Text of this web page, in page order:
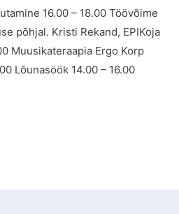
16.00 – 18.00 Töövõime
põhjal. Kristi Rekand, EPIKoja
Muusikateraapia Ergo Korp
Lõunasöök 14.00 – 16.00